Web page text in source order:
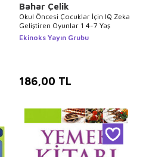
Bahar Çelik
Okul Öncesi Çocuklar İçin IQ Zeka
Geliştiren Oyunlar 1 4-7 Yaş
Ekinoks Yayın Grubu
186,00 TL